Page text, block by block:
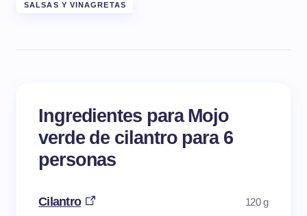
SALSAS Y VINAGRETAS
Ingredientes para Mojo
verde de cilantro para 6
personas
Cilantro 120 g